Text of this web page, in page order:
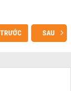
TRƯỚC SAU